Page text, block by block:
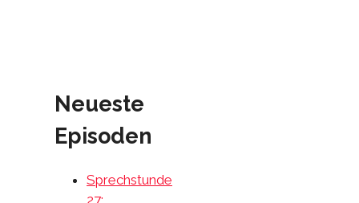
Neueste
Episoden
Sprechstunde